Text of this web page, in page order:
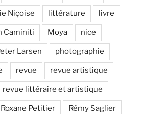
Niçoise littérature livre
Caminiti Moya nice
Larsen photographie
revue revue artistique
revue littéraire et artistique
Roxane Petitier Rémy Saglier